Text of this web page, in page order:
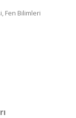
Fen Bilimleri